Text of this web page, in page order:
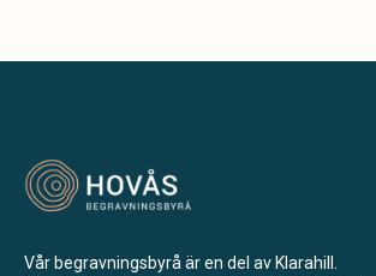
Vår begravningsbyrå är en del av Klarahill.